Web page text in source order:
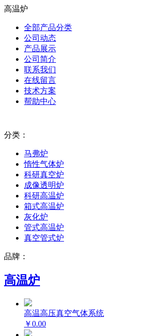
高温炉
全部产品分类
公司动态
产品展示
公司简介
联系我们
在线留言
技术方案
帮助中心
分类：
马弗炉
惰性气体炉
科研真空炉
成像透明炉
科研高温炉
箱式高温炉
灰化炉
管式高温炉
真空管式炉
品牌：
高温炉
高温高压真空气体系统
￥0.00